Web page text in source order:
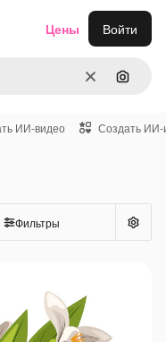
ОчиститьПоиск
Цены Войти
ИИ-видео Создать ИИ-
Фильтры